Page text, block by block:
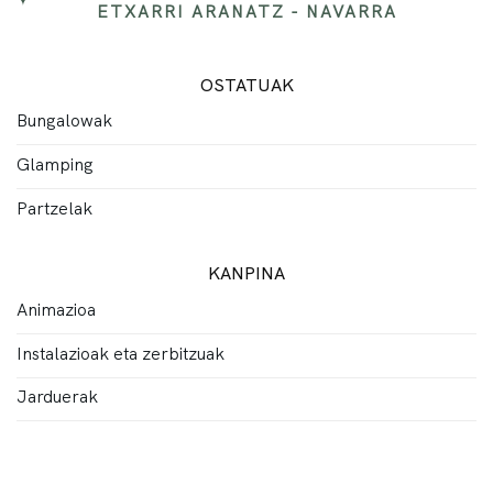
ETXARRI ARANATZ - NAVARRA
OSTATUAK
Bungalowak
Glamping
Partzelak
KANPINA
Animazioa
Instalazioak eta zerbitzuak
Jarduerak